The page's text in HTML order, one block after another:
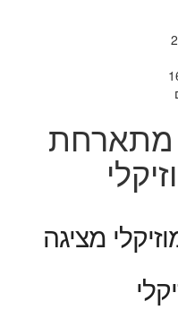
מתארחת
מציגה